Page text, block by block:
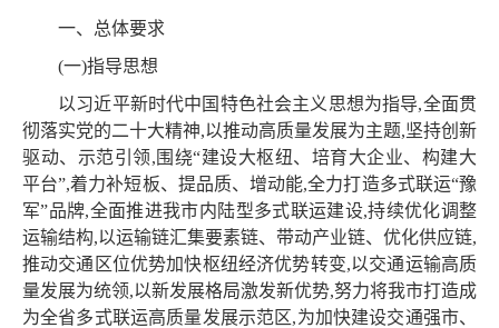
一、总体要求
(一)指导思想
以习近平新时代中国特色社会主义思想为指导,全面贯
彻落实党的二十大精神,以推动高质量发展为主题,坚持创新
驱动、示范引领,围绕“建设大枢纽、培育大企业、构建大
平台”,着力补短板、提品质、增动能,全力打造多式联运“豫
军”品牌,全面推进我市内陆型多式联运建设,持续优化调整
运输结构,以运输链汇集要素链、带动产业链、优化供应链,
推动交通区位优势加快枢纽经济优势转变,以交通运输高质
量发展为统领,以新发展格局激发新优势,努力将我市打造成
为全省多式联运高质量发展示范区,为加快建设交通强市、